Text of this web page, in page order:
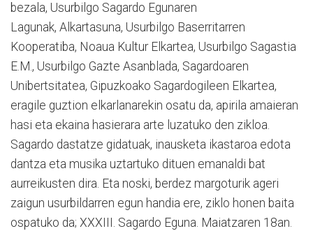
bezala, Usurbilgo Sagardo Egunaren
Lagunak, Alkartasuna, Usurbilgo Baserritarren
Kooperatiba, Noaua Kultur Elkartea, Usurbilgo Sagastia
E.M., Usurbilgo Gazte Asanblada, Sagardoaren
Unibertsitatea, Gipuzkoako Sagardogileen Elkartea,
eragile guztion elkarlanarekin osatu da, apirila amaieran
hasi eta ekaina hasierara arte luzatuko den zikloa.
Sagardo dastatze gidatuak, inausketa ikastaroa edota
dantza eta musika uztartuko dituen emanaldi bat
aurreikusten dira. Eta noski, berdez margoturik ageri
zaigun usurbildarren egun handia ere, ziklo honen baita
ospatuko da; XXXIII. Sagardo Eguna. Maiatzaren 18an.